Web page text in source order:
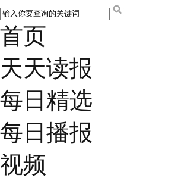
首页
天天读报
每日精选
每日播报
视频